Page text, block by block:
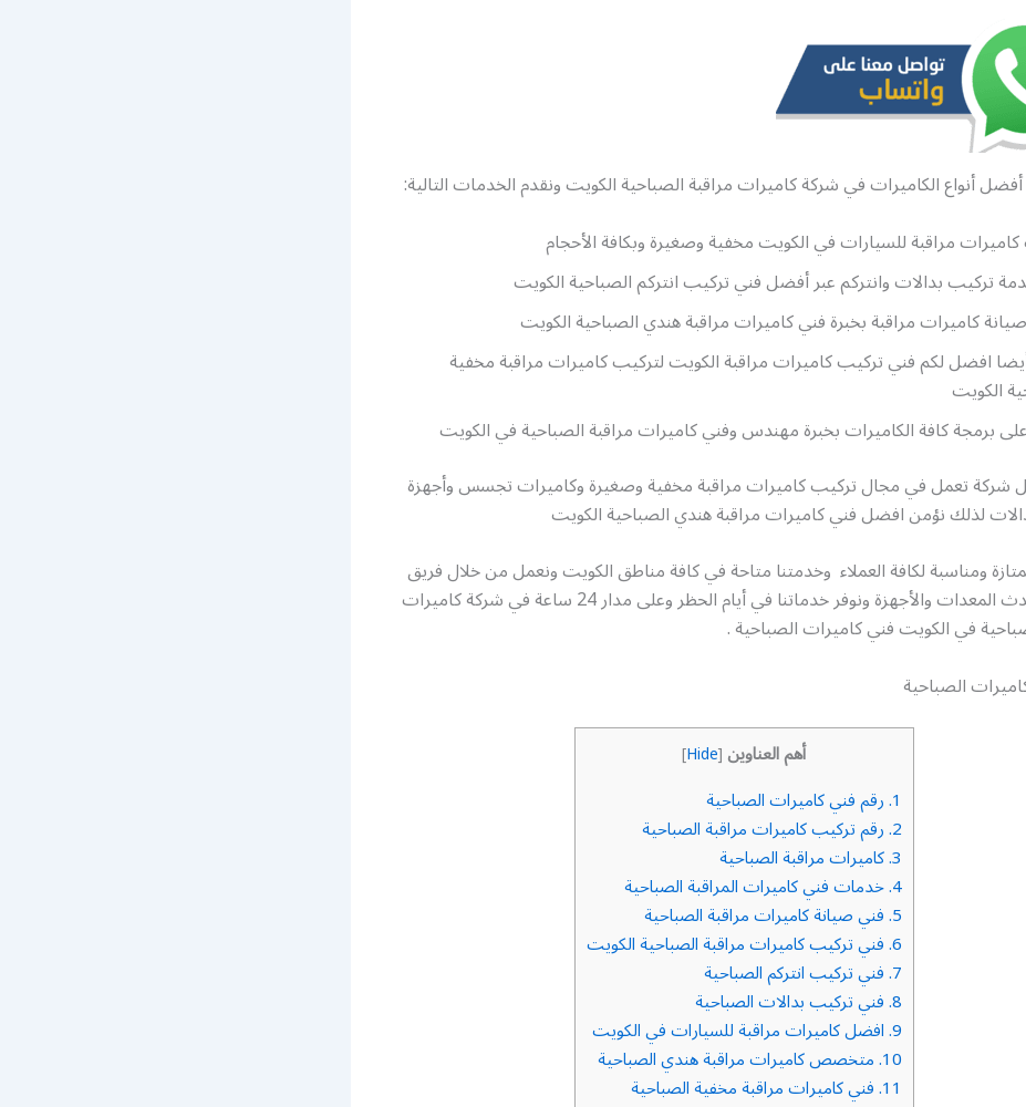
أنواع الكاميرات في شركة كاميرات مراقبة الصباحية الكويت ونقدم الخدمات التالية:
مراقبة للسيارات في الكويت مخفية وصغيرة وبكافة الأحجام
تركيب بدالات وانتركم عبر أفضل فني تركيب انتركم الصباحية الكويت
كاميرات مراقبة بخبرة فني كاميرات مراقبة هندي الصباحية الكويت
افضل لكم فني تركيب كاميرات مراقبة الكويت لتركيب كاميرات مراقبة مخفية
الكويت
برمجة كافة الكاميرات بخبرة مهندس وفني كاميرات مراقبة الصباحية في الكويت
تعمل في مجال تركيب كاميرات مراقبة مخفية وصغيرة وكاميرات تجسس وأجهزة
لذلك نؤمن افضل فني كاميرات مراقبة هندي الصباحية الكويت
ومناسبة لكافة العملاء وخدمتنا متاحة في كافة مناطق الكويت ونعمل من خلال فريق
مجهز بأحدث المعدات والأجهزة ونوفر خدماتنا في أيام الحظر وعلى مدار 24 ساعة في شركة كاميرات
في الكويت فني كاميرات الصباحية .
الصباحية
أهم العناوين [
Hide
]
1. رقم فني كاميرات الصباحية
2. رقم تركيب كاميرات مراقبة الصباحية
3. كاميرات مراقبة الصباحية
4. خدمات فني كاميرات المراقبة الصباحية
5. فني صيانة كاميرات مراقبة الصباحية
6. فني تركيب كاميرات مراقبة الصباحية الكويت
7. فني تركيب انتركم الصباحية
8. فني تركيب بدالات الصباحية
9. افضل كاميرات مراقبة للسيارات في الكويت
10. متخصص كاميرات مراقبة هندي الصباحية
11. فني كاميرات مراقبة مخفية الصباحية